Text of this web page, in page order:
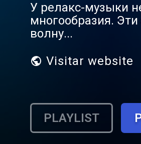
У релакс-музыки
многообразия.
волну...
Visitar website
PLAYLIST